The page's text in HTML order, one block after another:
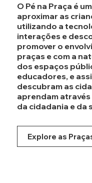
O Pé na Praça é
aproximar as
utilizando a
interações e
promover o
praças e com a
dos espaços
educadores, e
descubram as
aprendam
da cidadania e da
Explore as